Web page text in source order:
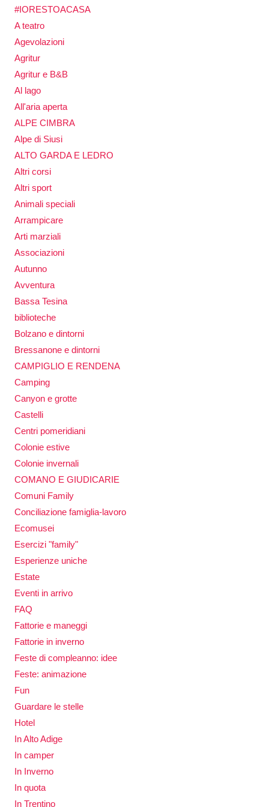
#IORESTOACASA
A teatro
Agevolazioni
Agritur
Agritur e B&B
Al lago
All'aria aperta
ALPE CIMBRA
Alpe di Siusi
ALTO GARDA E LEDRO
Altri corsi
Altri sport
Animali speciali
Arrampicare
Arti marziali
Associazioni
Autunno
Avventura
Bassa Tesina
biblioteche
Bolzano e dintorni
Bressanone e dintorni
CAMPIGLIO E RENDENA
Camping
Canyon e grotte
Castelli
Centri pomeridiani
Colonie estive
Colonie invernali
COMANO E GIUDICARIE
Comuni Family
Conciliazione famiglia-lavoro
Ecomusei
Esercizi "family"
Esperienze uniche
Estate
Eventi in arrivo
FAQ
Fattorie e maneggi
Fattorie in inverno
Feste di compleanno: idee
Feste: animazione
Fun
Guardare le stelle
Hotel
In Alto Adige
In camper
In Inverno
In quota
In Trentino